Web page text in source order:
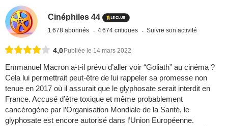
Cinéphiles 44
1 678 abonnés 4 674 critiques Suivre son activité
4,0 Publiée le 14 mars 2022
Emmanuel Macron a-t-il prévu d’aller voir “Goliath” au cinéma ?
Cela lui permettrait peut-être de lui rappeler sa promesse non
tenue en 2017 où il assurait que le glyphosate serait interdit en
France. Accusé d’être toxique et même probablement
cancérogène par l’Organisation Mondiale de la Santé, le
glyphosate est encore autorisé dans l’Union Européenne.